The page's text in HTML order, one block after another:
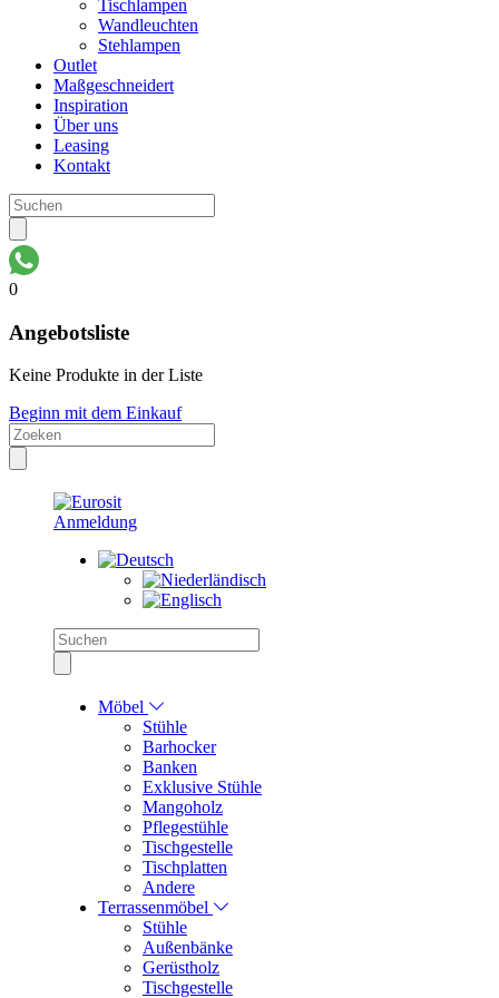
Tischlampen
Wandleuchten
Stehlampen
Outlet
Maßgeschneidert
Inspiration
Über uns
Leasing
Kontakt
0
Angebotsliste
Keine Produkte in der Liste
Beginn mit dem Einkauf
Anmeldung
Möbel
Stühle
Barhocker
Banken
Exklusive Stühle
Mangoholz
Pflegestühle
Tischgestelle
Tischplatten
Andere
Terrassenmöbel
Stühle
Außenbänke
Gerüstholz
Tischgestelle